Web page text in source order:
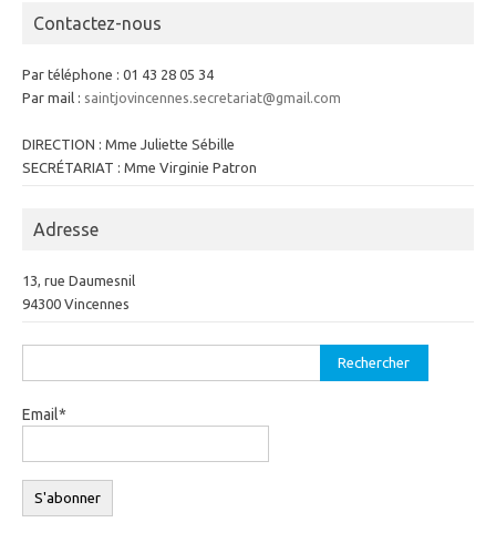
Contactez-nous
Par téléphone : 01 43 28 05 34
Par mail : saintjovincennes.secretariat@gmail.com
DIRECTION : Mme Juliette Sébille
SECRÉTARIAT : Mme Virginie Patron
Adresse
13, rue Daumesnil
94300 Vincennes
Email*